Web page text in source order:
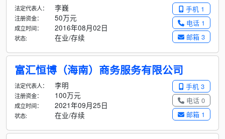
手机 1
电话 1
邮箱 3
法定代表人： 李巍
注册资金： 50万元
成立时间： 2016年08月02日
状态: 在业/存续
富汇恒博（海南）商务服务有限公司
手机 3
电话 0
邮箱 1
法定代表人： 李明
注册资金： 100万元
成立时间： 2021年09月25日
状态: 在业/存续